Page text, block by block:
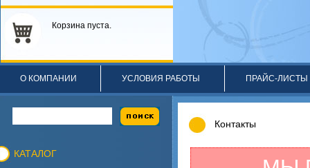
Корзина пуста.
О КОМПАНИИ УСЛОВИЯ РАБОТЫ ПРАЙС-ЛИСТЫ
КАТАЛОГ
Контакты